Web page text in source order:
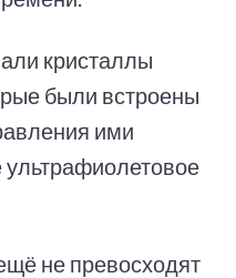
кристаллы
были встроены
ими
не превосходят